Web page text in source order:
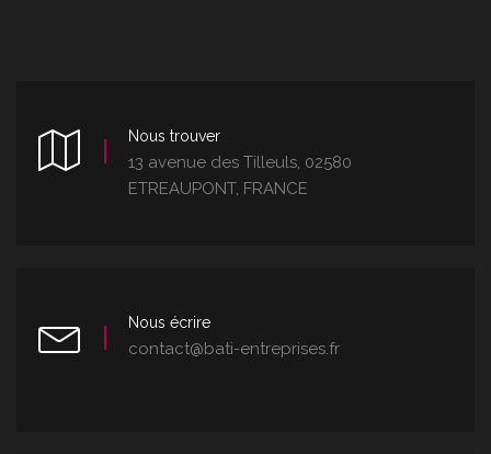
Nous trouver
13 avenue des Tilleuls, 02580
ETREAUPONT, FRANCE
Nous écrire
contact@bati-entreprises.fr